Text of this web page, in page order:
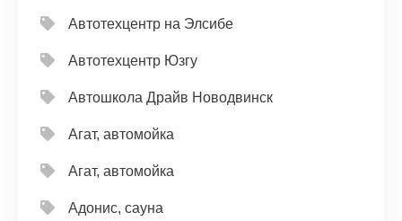
Автотехцентр на Элсибе
Автотехцентр Юзгу
Автошкола Драйв Новодвинск
Агат, автомойка
Агат, автомойка
Адонис, сауна